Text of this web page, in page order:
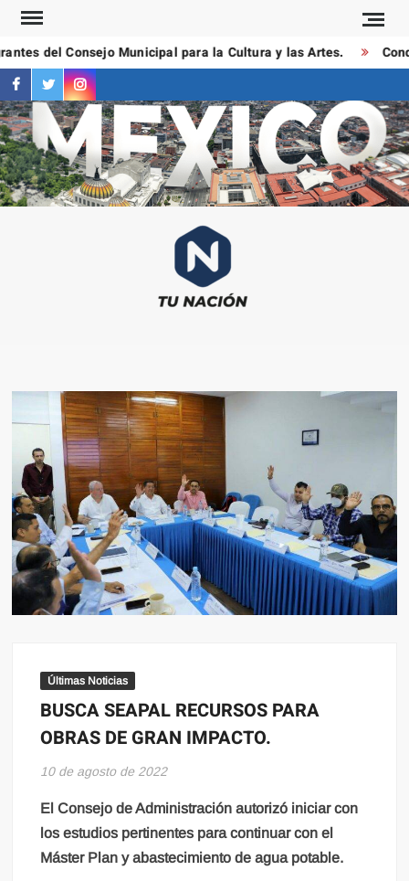
Saltar
contenidodel Consejo Municipal para la Cultura y las Artes.
facebook
twitterinstagram
Últimas Noticias
BUSCA SEAPAL RECURSOS PARA
OBRAS DE GRAN IMPACTO.
10 de agosto de 2022
El Consejo de Administración autorizó iniciar con
los estudios pertinentes para continuar con el
Máster Plan y abastecimiento de agua potable.